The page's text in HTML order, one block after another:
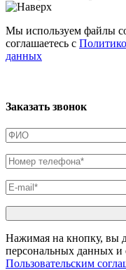
Мы используем файлы
соглашаетесь с
данных
Заказать звонок
Нажимая на кнопку, вы
персональных данных и
Пользовательским